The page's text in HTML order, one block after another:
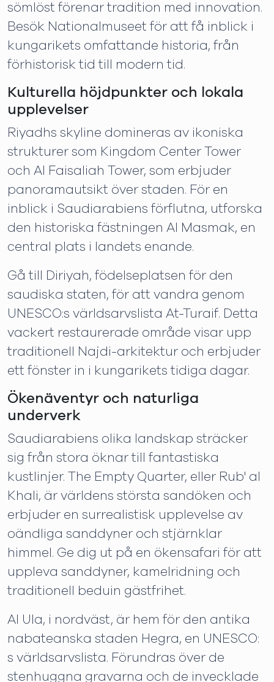
sömlöst förenar tradition med innovation.
Besök Nationalmuseet för att få inblick i
kungarikets omfattande historia, från
förhistorisk tid till modern tid.
Kulturella höjdpunkter och lokala
upplevelser
Riyadhs skyline domineras av ikoniska
strukturer som Kingdom Center Tower
och Al Faisaliah Tower, som erbjuder
panoramautsikt över staden. För en
inblick i Saudiarabiens förflutna, utforska
den historiska fästningen Al Masmak, en
central plats i landets enande.
Gå till Diriyah, födelseplatsen för den
saudiska staten, för att vandra genom
UNESCO:s världsarvslista At-Turaif. Detta
vackert restaurerade område visar upp
traditionell Najdi-arkitektur och erbjuder
ett fönster in i kungarikets tidiga dagar.
Ökenäventyr och naturliga
underverk
Saudiarabiens olika landskap sträcker
sig från stora öknar till fantastiska
kustlinjer. The Empty Quarter, eller Rub' al
Khali, är världens största sandöken och
erbjuder en surrealistisk upplevelse av
oändliga sanddyner och stjärnklar
himmel. Ge dig ut på en ökensafari för att
uppleva sanddyner, kamelridning och
traditionell beduin gästfrihet.
Al Ula, i nordväst, är hem för den antika
nabateanska staden Hegra, en UNESCO:
s världsarvslista. Förundras över de
stenhuggna gravarna och de invecklade